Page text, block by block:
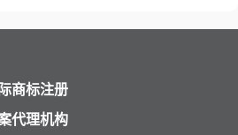
行的合法性审查；符合规定的，将授予
否与在先注册的商标相同或近似、是否
质审查的商标，审查官将书面通知申请
进行
，自
可延
人均
时间：1-3月 注册时间：10-12个月 注
年。续展的申请可以在期满前6个月提
提出。
核
次续
可申
所需基本材料为： 1.商标图样； 2.具体
类别和商品/服务项目； 3.申请人名义
及地址； 4.委托书，需签署； 5.不可要
。古
则。
标注册所需材料： 1．申请人名称及地
址； 2．申请商品或服务项目； 3．商
标图样； 4．申请人营业执照复印件或
商标注册
代理机构